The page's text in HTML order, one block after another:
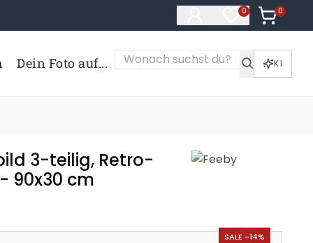
0
Artikel im
0
Artikel
Dein Foto auf... KI
3-teilig, Retro-
90x30 cm
SALE -14%